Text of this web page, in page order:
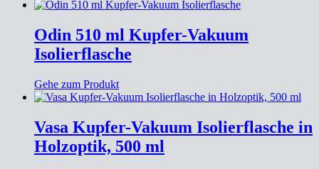
Odin 510 ml Kupfer-Vakuum
Isolierflasche
Gehe zum Produkt
Vasa Kupfer-Vakuum Isolierflasche in
Holzoptik, 500 ml